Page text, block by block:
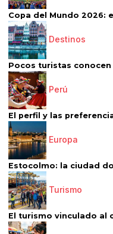
Copa del Mundo 2026:
Destinos
Pocos turistas conocen
Perú
El perfil y las
Europa
Estocolmo: la ciudad
Turismo
El turismo vinculado al